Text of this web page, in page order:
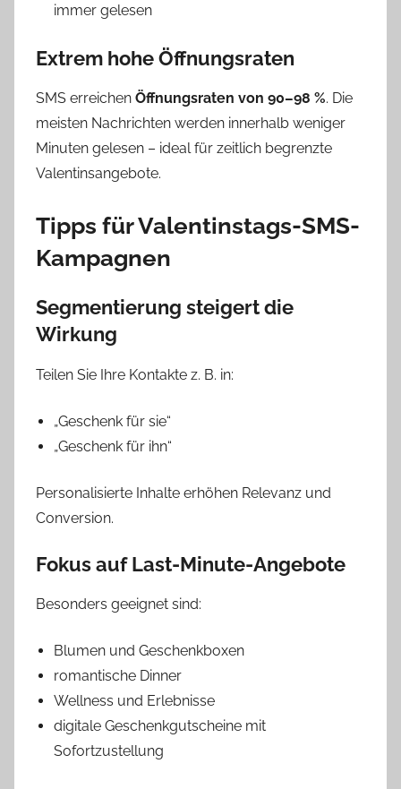
immer gelesen
Extrem hohe Öffnungsraten
SMS erreichen Öffnungsraten von 90–98 %. Die
meisten Nachrichten werden innerhalb weniger
Minuten gelesen – ideal für zeitlich begrenzte
Valentinsangebote.
Tipps für Valentinstags-SMS-
Kampagnen
Segmentierung steigert die
Wirkung
Teilen Sie Ihre Kontakte z. B. in:
„Geschenk für sie“
„Geschenk für ihn“
Personalisierte Inhalte erhöhen Relevanz und
Conversion.
Fokus auf Last-Minute-Angebote
Besonders geeignet sind:
Blumen und Geschenkboxen
romantische Dinner
Wellness und Erlebnisse
digitale Geschenkgutscheine mit
Sofortzustellung